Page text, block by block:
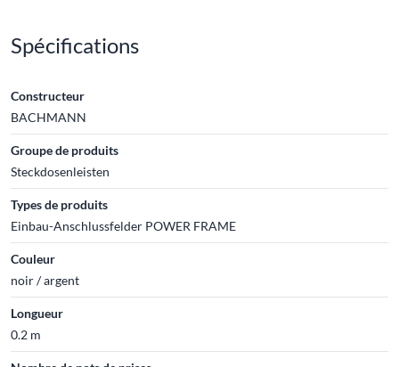
Spécifications
Constructeur
BACHMANN
Groupe de produits
Steckdosenleisten
Types de produits
Einbau-Anschlussfelder POWER FRAME
Couleur
noir / argent
Longueur
0.2 m